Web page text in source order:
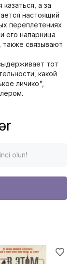
а за
настоящий
переплетениях
его напарница
связывают
тот
какой
личико",
olun!